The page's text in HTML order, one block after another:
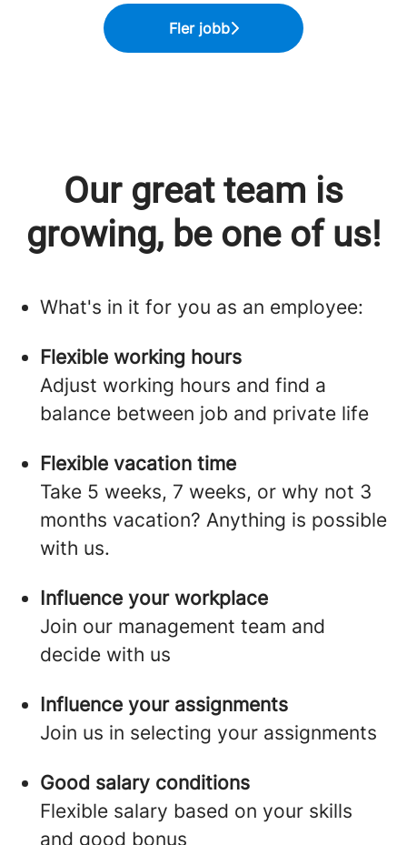
Fler jobb
Our great team is
growing, be one of us!
What's in it for you as an employee:
Flexible working hours
Adjust working hours and find a
balance between job and private life
Flexible vacation time
Take 5 weeks, 7 weeks, or why not 3
months vacation? Anything is possible
with us.
Influence your workplace
Join our management team and
decide with us
Influence your assignments
Join us in selecting your assignments
Good salary conditions
Flexible salary based on your skills
and good bonus